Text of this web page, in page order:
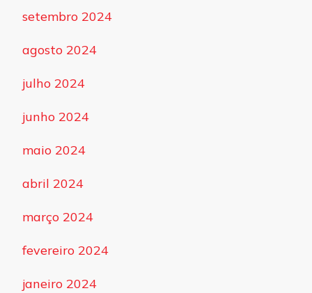
setembro 2024
agosto 2024
julho 2024
junho 2024
maio 2024
abril 2024
março 2024
fevereiro 2024
janeiro 2024